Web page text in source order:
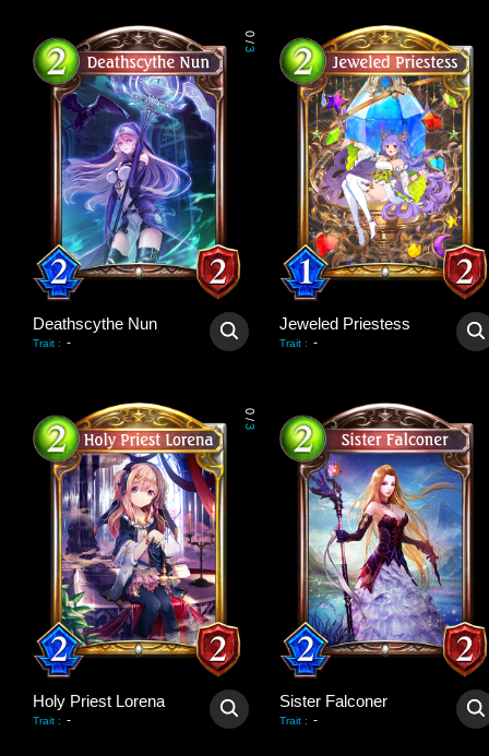
0
/
3
Deathscythe Nun
Trait : -
Jeweled Priestess
Trait : -
0
/
3
Holy Priest Lorena
Trait : -
Sister Falconer
Trait : -